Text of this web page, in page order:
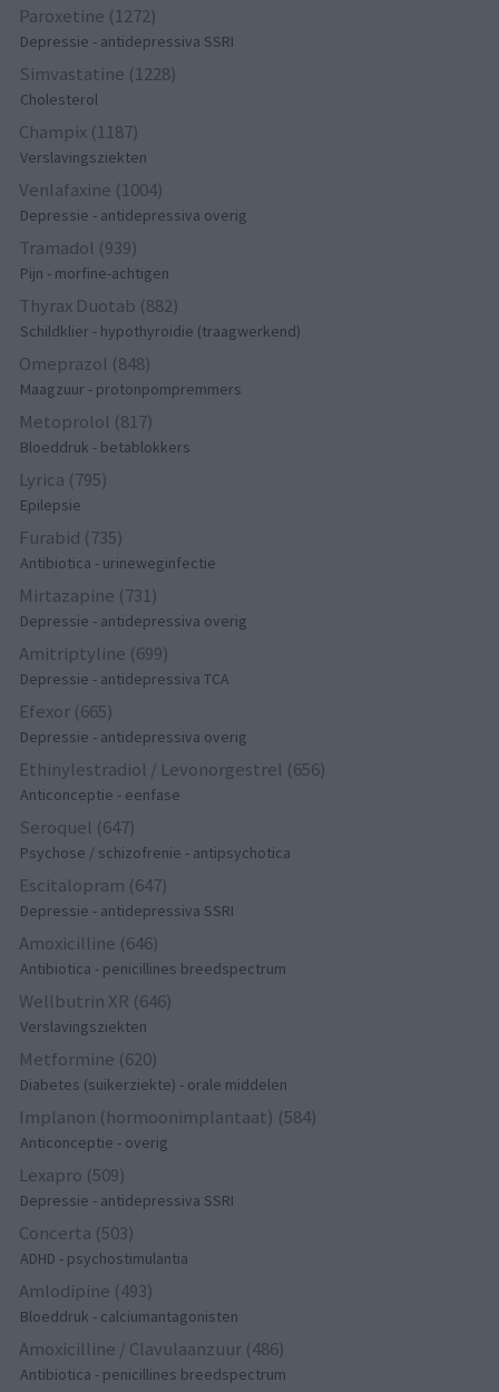
Paroxetine (1272)
Depressie - antidepressiva SSRI
Simvastatine (1228)
Cholesterol
Champix (1187)
Verslavingsziekten
Venlafaxine (1004)
Depressie - antidepressiva overig
Tramadol (939)
Pijn - morfine-achtigen
Thyrax Duotab (882)
Schildklier - hypothyroidie (traagwerkend)
Omeprazol (848)
Maagzuur - protonpompremmers
Metoprolol (817)
Bloeddruk - betablokkers
Lyrica (795)
Epilepsie
Furabid (735)
Antibiotica - urineweginfectie
Mirtazapine (731)
Depressie - antidepressiva overig
Amitriptyline (699)
Depressie - antidepressiva TCA
Efexor (665)
Depressie - antidepressiva overig
Ethinylestradiol / Levonorgestrel (656)
Anticonceptie - eenfase
Seroquel (647)
Psychose / schizofrenie - antipsychotica
Escitalopram (647)
Depressie - antidepressiva SSRI
Amoxicilline (646)
Antibiotica - penicillines breedspectrum
Wellbutrin XR (646)
Verslavingsziekten
Metformine (620)
Diabetes (suikerziekte) - orale middelen
Implanon (hormoonimplantaat) (584)
Anticonceptie - overig
Lexapro (509)
Depressie - antidepressiva SSRI
Concerta (503)
ADHD - psychostimulantia
Amlodipine (493)
Bloeddruk - calciumantagonisten
Amoxicilline / Clavulaanzuur (486)
Antibiotica - penicillines breedspectrum